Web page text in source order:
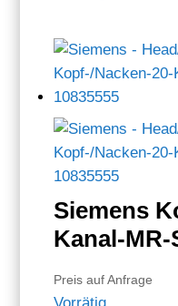
Siemens
Kanal-MR-
Preis auf Anfrage